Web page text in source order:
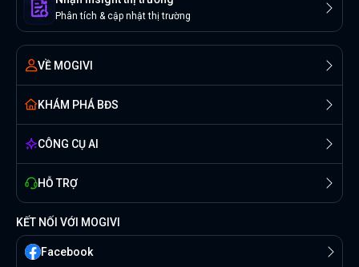
Phân tích & cập nhật thị trường
VỀ MOGIVI
KHÁM PHÁ BĐS
CÔNG CỤ AI
HỖ TRỢ
KẾT NỐI VỚI MOGIVI
Facebook